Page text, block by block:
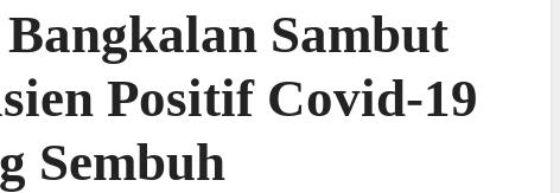
Sambut
Positif Covid-19
Sembuh